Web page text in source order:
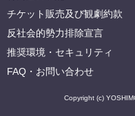
チケット販売及び観劇約款
反社会的勢力排除宣言
推奨環境・セキュリティ
FAQ・お問い合わせ
Copyright (c)